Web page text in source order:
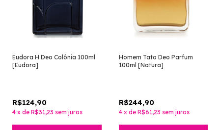
Eudora H Deo Colônia 100ml
[Eudora]
R$124,90
4 x de R$31,23 sem juros
Homem Tato Deo Parfum
100ml [Natura]
R$244,90
4 x de R$61,23 sem juros